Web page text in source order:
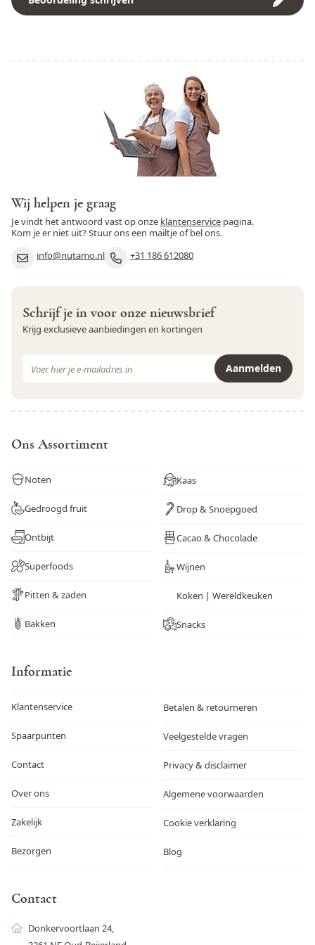
Pinda Ja
Nee
Nee
Ja
Varkensvlees Nee
Nee
Wortel
Zwaveldioxide en sulfieten Nee
Wij helpen je graag
Je vindt het antwoord vast op onze klantenservice pagina.
Kom je er niet uit? Stuur ons een mailtje of bel ons.
info@nutamo.nl
+31 186 612080
Schrijf je in voor onze nieuwsbrief
Krijg exclusieve aanbiedingen en kortingen
Aanmelden
Ons Assortiment
Noten
Gedroogd fruit
Ontbijt
Superfoods
Pitten & zaden
Bakken
Kaas
Drop & Snoepgoed
Cacao & Chocolade
Wijnen
Koken | Wereldkeuken
Snacks
Informatie
Klantenservice
Spaarpunten
Contact
Over ons
Zakelijk
Bezorgen
Betalen & retourneren
Veelgestelde vragen
Privacy & disclaimer
Algemene voorwaarden
Cookie verklaring
Blog
Contact
Donkervoortlaan 24,